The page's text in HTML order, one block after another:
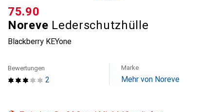
Noreve Lederschutzhülle
Blackberry KEYone
CHF
75.90
2
Bewertungen Marke
Mehr von Noreve